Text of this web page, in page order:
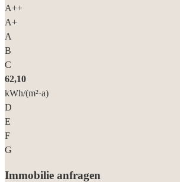
A++
A+
A
B
C
62,10
kWh/(m²·a)
D
E
F
G
Immobilie anfragen